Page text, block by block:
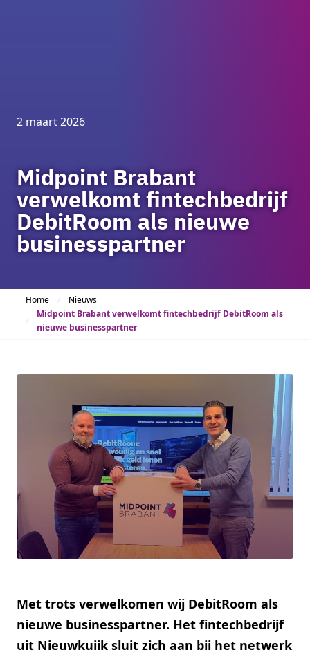
2 maart 2026
Midpoint Brabant
verwelkomt fintechbedrijf
DebitRoom als nieuwe
businesspartner
Home
Nieuws
Midpoint Brabant verwelkomt fintechbedrijf DebitRoom als
nieuwe businesspartner
Met trots verwelkomen wij DebitRoom als
nieuwe businesspartner. Het fintechbedrijf
uit Nieuwkuijk sluit zich aan bij het netwerk